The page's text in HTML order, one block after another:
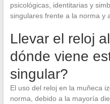
psicológicas, identitarias y
singulares frente a la norma y
Llevar el reloj
dónde viene
singular?
El uso del reloj en la muñeca
norma, debido a la mayoría